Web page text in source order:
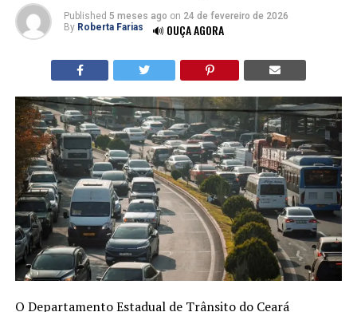
🔊 OUÇA AGORA
Published 5 meses ago on 24 de fevereiro de 2026
By Roberta Farias
O Departamento Estadual de Trânsito do Ceará